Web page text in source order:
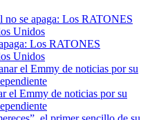
Los RATONES
Unidos
el Emmy de noticias por su